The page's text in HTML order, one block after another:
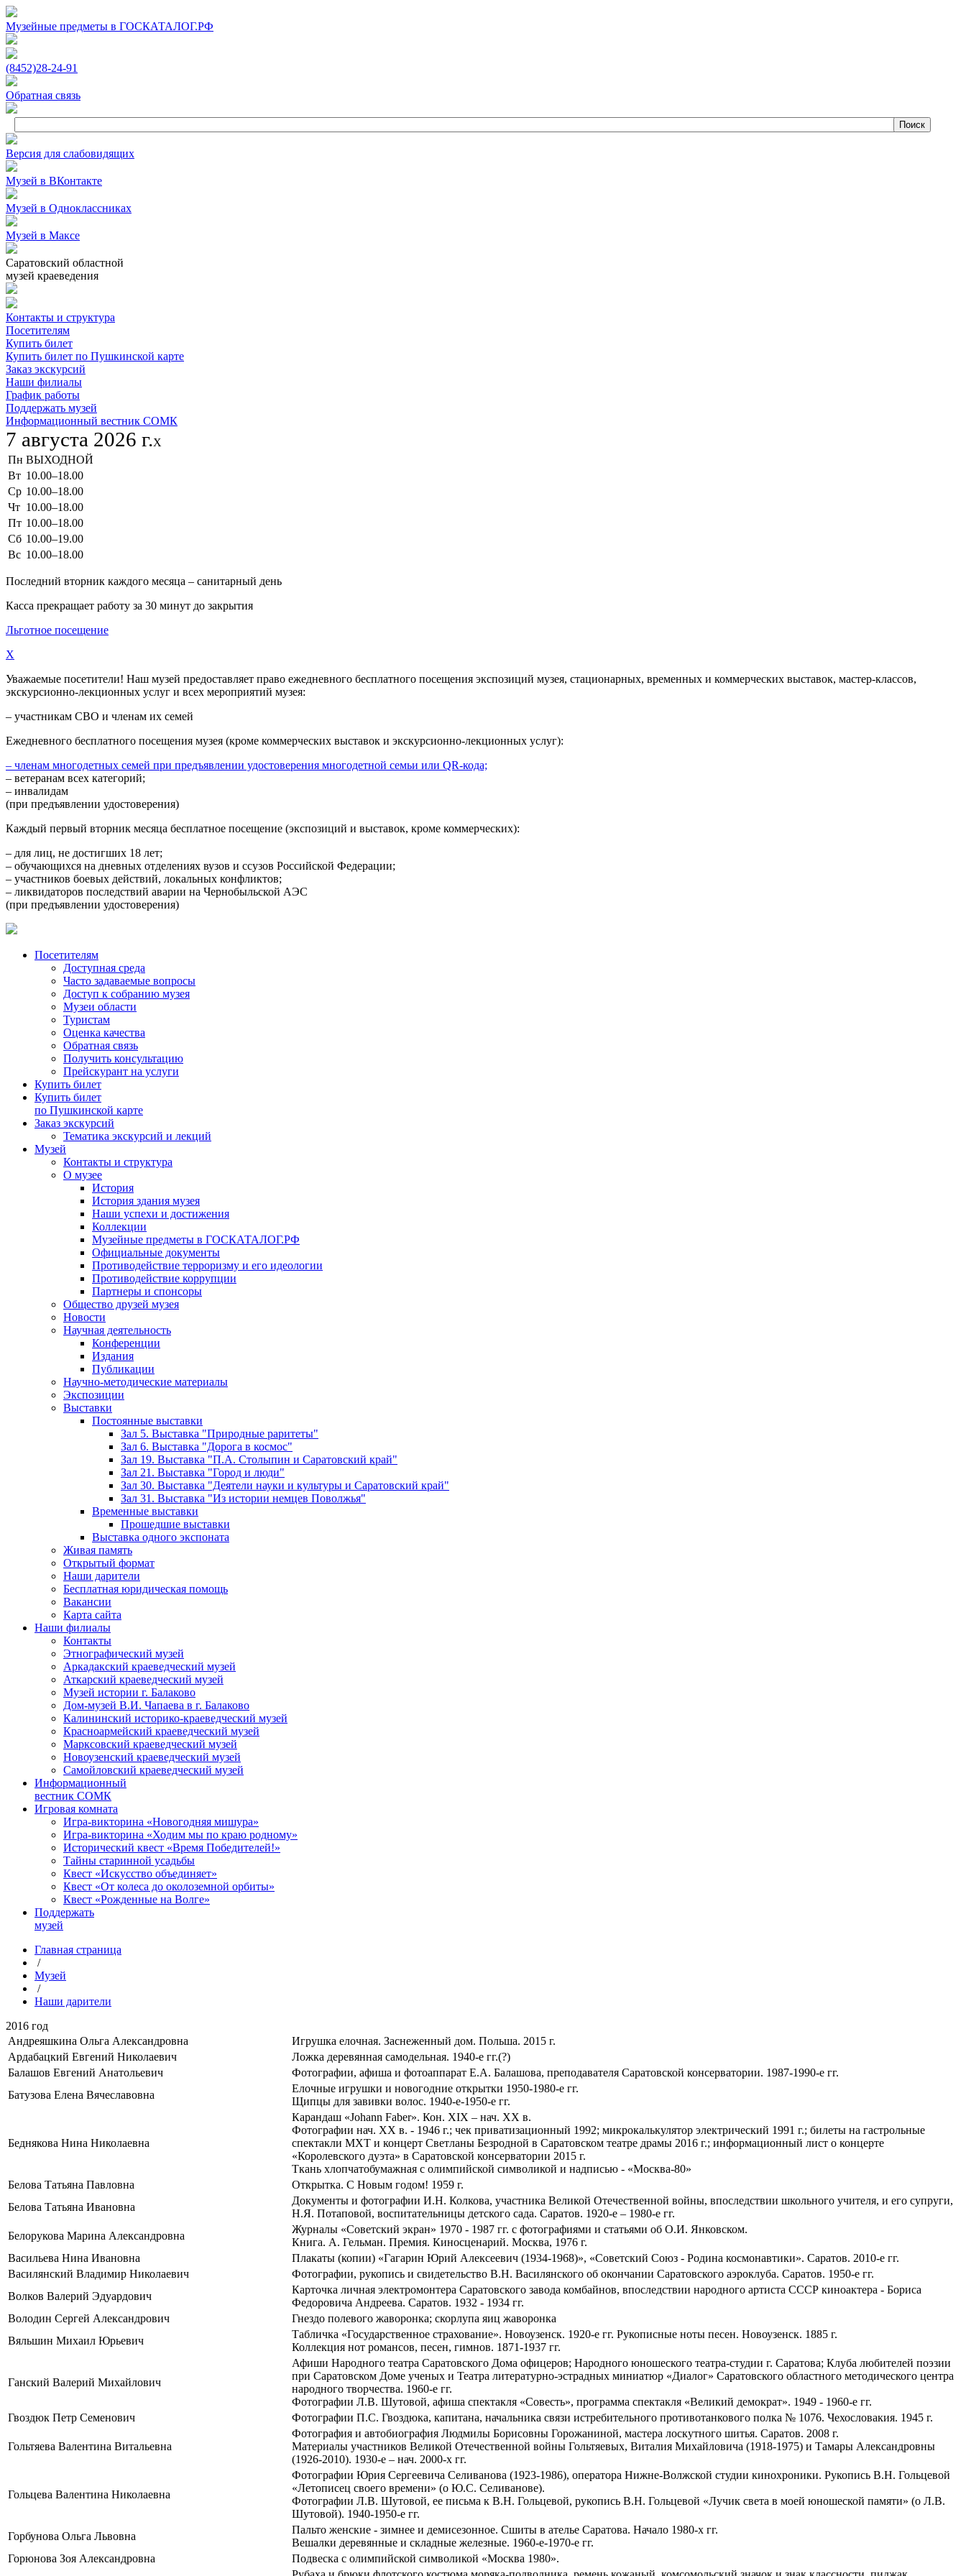
Музейные предметы в ГОСКАТАЛОГ.РФ
(8452)28‑24‑91
Обратная связь
Версия для слабовидящих
Музей в ВКонтакте
Музей в Одноклассниках
Музей в Максе
Саратовский областной
музей краеведения
Контакты и структура
Посетителям
Купить билет
Купить билет по Пушкинской карте
Заказ экскурсий
Наши филиалы
График работы
Поддержать музей
Информационный вестник СОМК
7 августа 2026 г.X
Пн ВЫХОДНОЙ
Вт 10.00–18.00
Ср 10.00–18.00
Чт 10.00–18.00
Пт 10.00–18.00
Сб 10.00–19.00
Вс 10.00–18.00
Последний вторник каждого месяца – санитарный день
Касса прекращает работу за 30 минут до закрытия
Льготное посещение
X
Уважаемые посетители! Наш музей предоставляет право ежедневного бесплатного посещения экспозиций музея, стационарных, временных и коммерческих выставок, мастер-классов,
экскурсионно-лекционных услуг и всех мероприятий музея:
– участникам СВО и членам их семей
Ежедневного бесплатного посещения музея (кроме коммерческих выставок и экскурсионно-лекционных услуг):
– членам многодетных семей при предъявлении удостоверения многодетной семьи или QR-кода;
– ветеранам всех категорий;
– инвалидам
(при предъявлении удостоверения)
Каждый первый вторник месяца бесплатное посещение (экспозиций и выставок, кроме коммерческих):
– для лиц, не достигших 18 лет;
– обучающихся на дневных отделениях вузов и ссузов Российской Федерации;
– участников боевых действий, локальных конфликтов;
– ликвидаторов последствий аварии на Чернобыльской АЭС
(при предъявлении удостоверения)
Посетителям
Доступная среда
Часто задаваемые вопросы
Доступ к собранию музея
Музеи области
Туристам
Оценка качества
Обратная связь
Получить консультацию
Прейскурант на услуги
Купить билет
Купить билет
по Пушкинской карте
Заказ экскурсий
Тематика экскурсий и лекций
Музей
Контакты и структура
О музее
История
История здания музея
Наши успехи и достижения
Коллекции
Музейные предметы в ГОСКАТАЛОГ.РФ
Официальные документы
Противодействие терроризму и его идеологии
Противодействие коррупции
Партнеры и спонсоры
Общество друзей музея
Новости
Научная деятельность
Конференции
Издания
Публикации
Научно-методические материалы
Экспозиции
Выставки
Постоянные выставки
Зал 5. Выставка "Природные раритеты"
Зал 6. Выставка "Дорога в космос"
Зал 19. Выставка "П.А. Столыпин и Саратовский край"
Зал 21. Выставка "Город и люди"
Зал 30. Выставка "Деятели науки и культуры и Саратовский край"
Зал 31. Выставка "Из истории немцев Поволжья"
Временные выставки
Прошедшие выставки
Выставка одного экспоната
Живая память
Открытый формат
Наши дарители
Бесплатная юридическая помощь
Вакансии
Карта сайта
Наши филиалы
Контакты
Этнографический музей
Аркадакский краеведческий музей
Аткарский краеведческий музей
Музей истории г. Балаково
Дом-музей В.И. Чапаева в г. Балаково
Калининский историко-краеведческий музей
Красноармейский краеведческий музей
Марксовский краеведческий музей
Новоузенский краеведческий музей
Самойловский краеведческий музей
Информационный
вестник СОМК
Игровая комната
Игра-викторина «Новогодняя мишура»
Игра-викторина «Ходим мы по краю родному»
Исторический квест «Время Победителей!»
Тайны старинной усадьбы
Квест «Искусство объединяет»
Квест «От колеса до околоземной орбиты»
Квест «Рожденные на Волге»
Поддержать
музей
Главная страница
/
Музей
/
Наши дарители
2016 год
Андреяшкина Ольга Александровна
Игрушка елочная. Заснеженный дом. Польша. 2015 г.
Ардабацкий Евгений Николаевич
Ложка деревянная самодельная. 1940-е гг.(?)
Балашов Евгений Анатольевич
Фотографии, афиша и фотоаппарат Е.А. Балашова, преподавателя Саратовской консерватории. 1987-1990-е гг.
Батузова Елена Вячеславовна
Елочные игрушки и новогодние открытки 1950-1980-е гг.
Щипцы для завивки волос. 1940-е-1950-е гг.
Беднякова Нина Николаевна
Карандаш «Johann Faber». Кон. XIX – нач. XX в.
Фотографии нач. ХХ в. - 1946 г.; чек приватизационный 1992; микрокалькулятор электрический 1991 г.; билеты на гастрольные
спектакли МХТ и концерт Светланы Безродной в Саратовском театре драмы 2016 г.; информационный лист о концерте
«Королевского дуэта» в Саратовской консерватории 2015 г.
Ткань хлопчатобумажная с олимпийской символикой и надписью - «Москва-80»
Белова Татьяна Павловна
Открытка. С Новым годом! 1959 г.
Белова Татьяна Ивановна
Документы и фотографии И.Н. Колкова, участника Великой Отечественной войны, впоследствии школьного учителя, и его супруги,
Н.Я. Потаповой, воспитательницы детского сада. Саратов. 1920-е – 1980-е гг.
Белорукова Марина Александровна
Журналы «Советский экран» 1970 - 1987 гг. с фотографиями и статьями об О.И. Янковском.
Книга. А. Гельман. Премия. Киносценарий. Москва, 1976 г.
Васильева Нина Ивановна
Плакаты (копии) «Гагарин Юрий Алексеевич (1934-1968)», «Советский Союз - Родина космонавтики». Саратов. 2010-е гг.
Василянский Владимир Николаевич
Фотографии, рукопись и свидетельство В.Н. Василянского об окончании Саратовского аэроклуба. Саратов. 1950-е гг.
Волков Валерий Эдуардович
Карточка личная электромонтера Саратовского завода комбайнов, впоследствии народного артиста СССР киноактера - Бориса
Федоровича Андреева. Саратов. 1932 - 1934 гг.
Володин Сергей Александрович
Гнездо полевого жаворонка; скорлупа яиц жаворонка
Вяльшин Михаил Юрьевич
Табличка «Государственное страхование». Новоузенск. 1920-е гг. Рукописные ноты песен. Новоузенск. 1885 г.
Коллекция нот романсов, песен, гимнов. 1871-1937 гг.
Ганский Валерий Михайлович
Афиши Народного театра Саратовского Дома офицеров; Народного юношеского театра-студии г. Саратова; Клуба любителей поэзии
при Саратовском Доме ученых и Театра литературно-эстрадных миниатюр «Диалог» Саратовского областного методического центра
народного творчества. 1960-е гг.
Фотографии Л.В. Шутовой, афиша спектакля «Совесть», программа спектакля «Великий демократ». 1949 - 1960-е гг.
Гвоздюк Петр Семенович
Фотографии П.С. Гвоздюка, капитана, начальника связи истребительного противотанкового полка № 1076. Чехословакия. 1945 г.
Гольтяева Валентина Витальевна
Фотография и автобиография Людмилы Борисовны Горожаниной, мастера лоскутного шитья. Саратов. 2008 г.
Материалы участников Великой Отечественной войны Гольтяевых, Виталия Михайловича (1918-1975) и Тамары Александровны
(1926-2010). 1930-е – нач. 2000-х гг.
Гольцева Валентина Николаевна
Фотографии Юрия Сергеевича Селиванова (1923-1986), оператора Нижне-Волжской студии кинохроники. Рукопись В.Н. Гольцевой
«Летописец своего времени» (о Ю.С. Селиванове).
Фотографии Л.В. Шутовой, ее письма к В.Н. Гольцевой, рукопись В.Н. Гольцевой «Лучик света в моей юношеской памяти» (о Л.В.
Шутовой). 1940-1950-е гг.
Горбунова Ольга Львовна
Пальто женские - зимнее и демисезонное. Сшиты в ателье Саратова. Начало 1980-х гг.
Вешалки деревянные и складные железные. 1960-е-1970-е гг.
Горюнова Зоя Александровна
Подвеска с олимпийской символикой «Москва 1980».